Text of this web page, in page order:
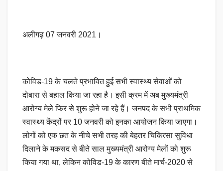
अलीगढ़ 07 जनवरी 2021।
कोविड-19 के चलते प्रभावित हुई सभी स्वास्थ्य सेवाओं को
दोबारा से बहाल किया जा रहा है। इसी क्रम में अब मुख्यमंत्री
आरोग्य मेले फिर से शुरू होने जा रहे हैं। जनपद के सभी प्राथमिक
स्वास्थ्य केंद्रों पर 10 जनवरी को इनका आयोजन किया जाएगा।
लोगों को एक छत के नीचे सभी तरह की बेहतर चिकित्सा सुविधा
दिलाने के मकसद से बीते साल मुख्यमंत्री आरोग्य मेलों को शुरू
किया गया था, लेकिन कोविड-19 के कारण बीते मार्च-2020 से